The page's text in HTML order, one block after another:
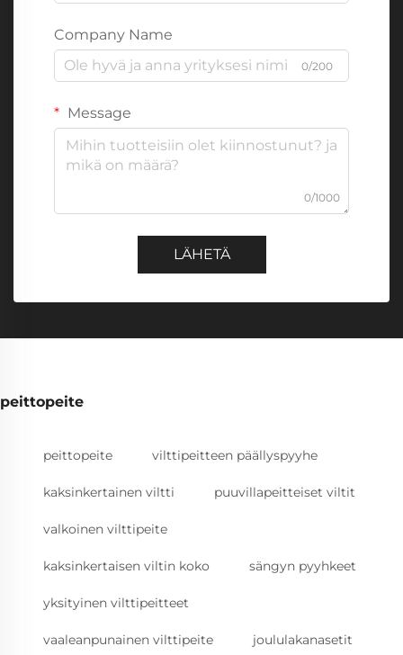
Company Name
0/200
Message
0/1000
LÄHETÄ
peittopeite
peittopeite vilttipeitteen päällyspyyhe
kaksinkertainen viltti puuvillapeitteiset viltit
valkoinen vilttipeite
kaksinkertaisen viltin koko sängyn pyyhkeet
yksityinen vilttipeitteet
vaaleanpunainen vilttipeite joululakanasetit